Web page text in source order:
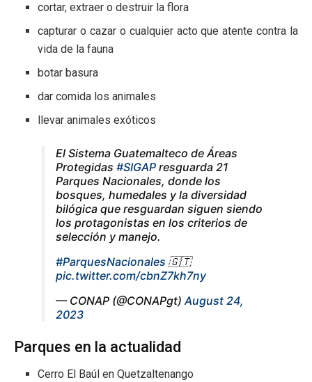
cortar, extraer o destruir la flora
capturar o cazar o cualquier acto que atente contra la
vida de la fauna
botar basura
dar comida los animales
llevar animales exóticos
El Sistema Guatemalteco de Áreas
Protegidas #SIGAP resguarda 21
Parques Nacionales, donde los
bosques, humedales y la diversidad
bilógica que resguardan siguen siendo
los protagonistas en los criterios de
selección y manejo.
#ParquesNacionales 🇬🇹
pic.twitter.com/cbnZ7kh7ny
— CONAP (@CONAPgt)August 24,
2023
Parques en la actualidad
Cerro El Baúl en Quetzaltenango